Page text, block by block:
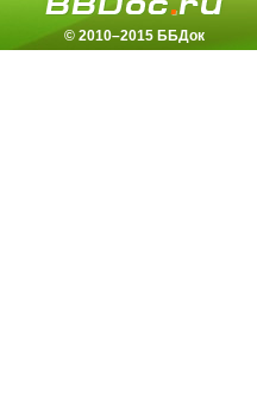
© 2010–2015 ББДок